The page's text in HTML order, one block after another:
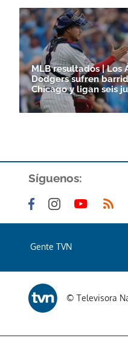
MLB resultados | Los
Dodgers sufren
Chicago y ligan seis
Síguenos:
Gente TVN
© Televisora